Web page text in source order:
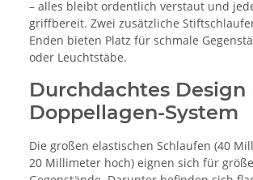
– alles bleibt ordentlich verstaut und
griffbereit. Zwei zusätzliche
Enden bieten Platz für schmale
oder Leuchtstäbe.
Durchdachtes
Doppellagen-System
Die großen elastischen Schlaufen (40
20 Millimeter hoch) eignen sich für